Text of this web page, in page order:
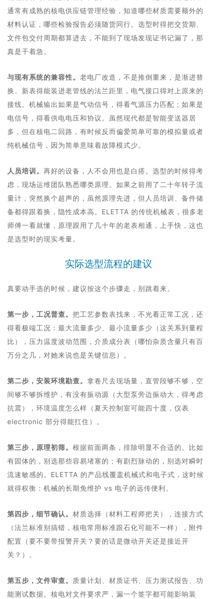
通常有成熟的核电供应链管理经验，知道哪些材质需要额外的
材料认证，哪些检验报告必须随货同行。选型时得把交货期、
文件包交付周期都算进去，不能到了现场发现证书记漏了，那
真是干着急。
与现有系统的兼容性。 老电厂改造，不是推倒重来，是渐进替
换。新表得能装进老管线的法兰距里，电气接口得对上原来的
接线。机械输出如果是气动信号，得看气源压力匹配；如果是
电信号，得看供电电压和协议。虽然现代都是智能变送器居
多，但在核电二回路，有时候反而偏爱简单可靠的模拟量或者
纯机械信号，因为简单意味着故障模式少。
人员培训。 再好的设备，人不会用也是白搭。选型的时候得考
虑，现场运维团队熟悉哪类原理。如果之前用了二十年转子流
量计，突然换个超声的，虽然原理先进，但人员培训、备件储
备都得跟着换，隐性成本高。ELETTA 的传统机械表，很多老
师傅一看就懂，原理跟用了几十年的老表相通，上手快，这也
是选型时的现实考量。
实际选型流程的建议
真要动手选的时候，建议按这个步骤走，别跳着来。
第一步，工况普查。 把工艺参数表找来，不光看正常工况，还
得看极端工况：最大流量多少、最小流量多少（这关系到量程
比），压力温度波动范围，介质成分表（哪怕杂质含量只有百
万分之几，对她来说也是关键信息）。
第二步，安装环境勘查。 拿卷尺去现场量，直管段够不够，空
间够不够拆维护，有没有振动源（大型泵旁边振动大，得考虑
抗震），环境温度怎么样（夏天控制室可能四十度，仪表
electronic 部分得能扛住）。
第三步，原理初筛。 根据前面两条，排除明显不合适的。比如
有固体的，别选那些容易堵塞的；有剧烈脉动的，别选对瞬时
流速敏感的。ELETTA 的产品线覆盖机械式和电子式，这时候
就得权衡：机械的长期免维护 vs 电子的远传便利。
第四步，细节确认。 材质选择（材料工程师把关），连接方式
（法兰标准别搞错，核电常用标准跟石化可能不一样），附件
配置（要不要带报警开关？要的话是微动开关还是接近开
关？）。
第五步，文件审查。 质量计划、材质证书、压力测试报告、功
能测试数据。核电对文件要求严，漏一个签字都可能影响装